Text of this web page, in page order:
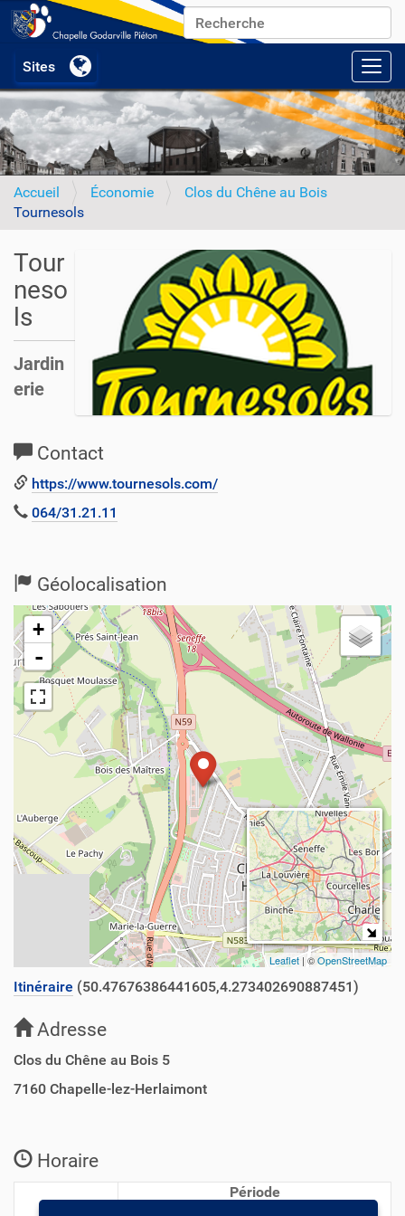
Chercher par
Recherche avancée…
Accueil Économie
Clos du Chêne au Bois
Tournesols
Tour
neso
ls
Jardin
erie
Contact
https://www.tournesols.com/
064/31.21.11
Géolocalisation
+
-
Leaflet | ©OpenStreetMap
Itinéraire (50.47676386441605,4.273402690887451)
Adresse
Clos du Chêne au Bois 5
7160 Chapelle-lez-Herlaimont
Horaire
Période